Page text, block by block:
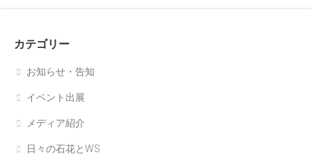
カテゴリー
お知らせ・告知
イベント出展
メディア紹介
日々の石花とWS